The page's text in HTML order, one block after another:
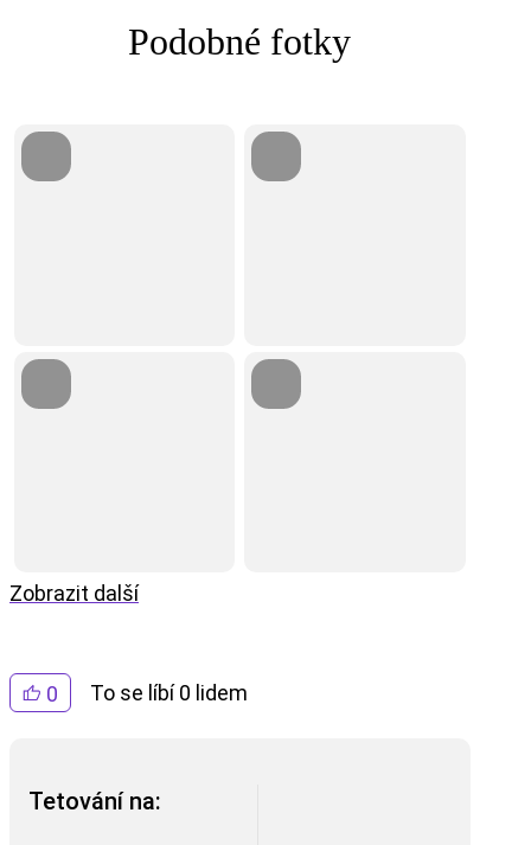
0 To se líbí 0 lidem
Tetování na:
Podobné fotky
Zobrazit další